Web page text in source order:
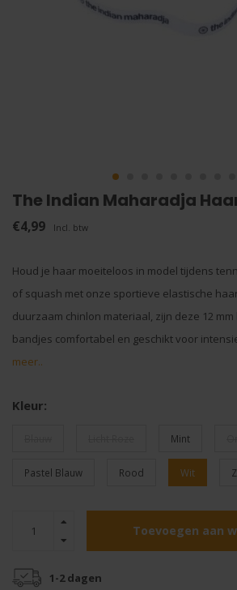
The Indian Maharadja
€4,99 Incl. btw
Houd je haar moeiteloos in model tijdens
of squash met onze sportieve elastische
duurzaam chinlon materiaal, zijn deze 12
bandjes comfortabel en geschikt voor
meer..
Kleur:
Mint
Pastel Blauw Rood Wit
Toevoegen aan
1-2 dagen